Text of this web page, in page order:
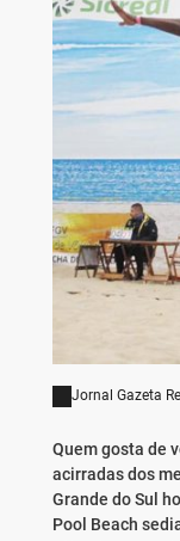
Jornal Gazeta
Quem gosta de
acirradas dos
Grande do Sul
Pool Beach